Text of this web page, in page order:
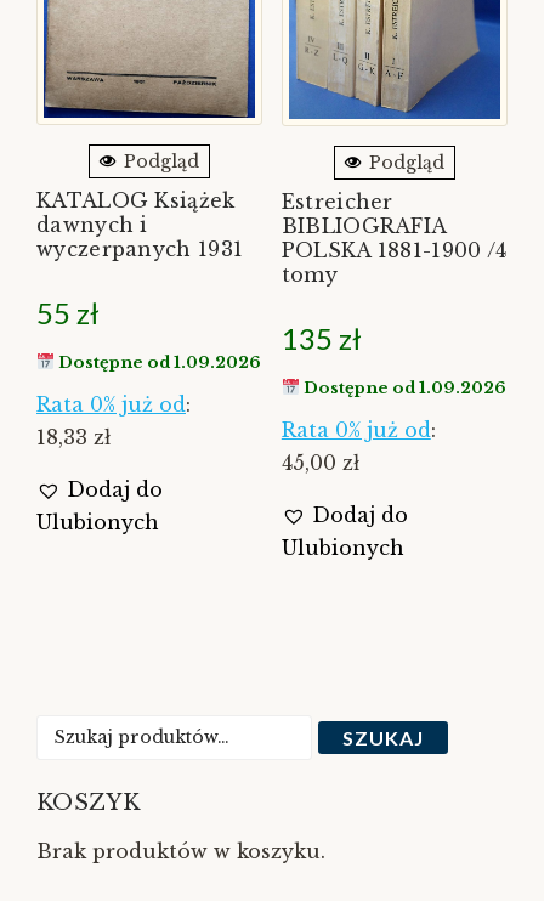
Podgląd
KATALOG Książek
dawnych i
wyczerpanych 1931
55 zł
Dostępne od 1.09.2026
Rata 0% już od :
18,33 zł
Dodaj do
Ulubionych
Podgląd
Estreicher
BIBLIOGRAFIA
POLSKA 1881-1900 /4
tomy
135 zł
Dostępne od 1.09.2026
Rata 0% już od :
45,00 zł
Dodaj do
Ulubionych
Szukaj: SZUKAJ
KOSZYK
Brak produktów w koszyku.